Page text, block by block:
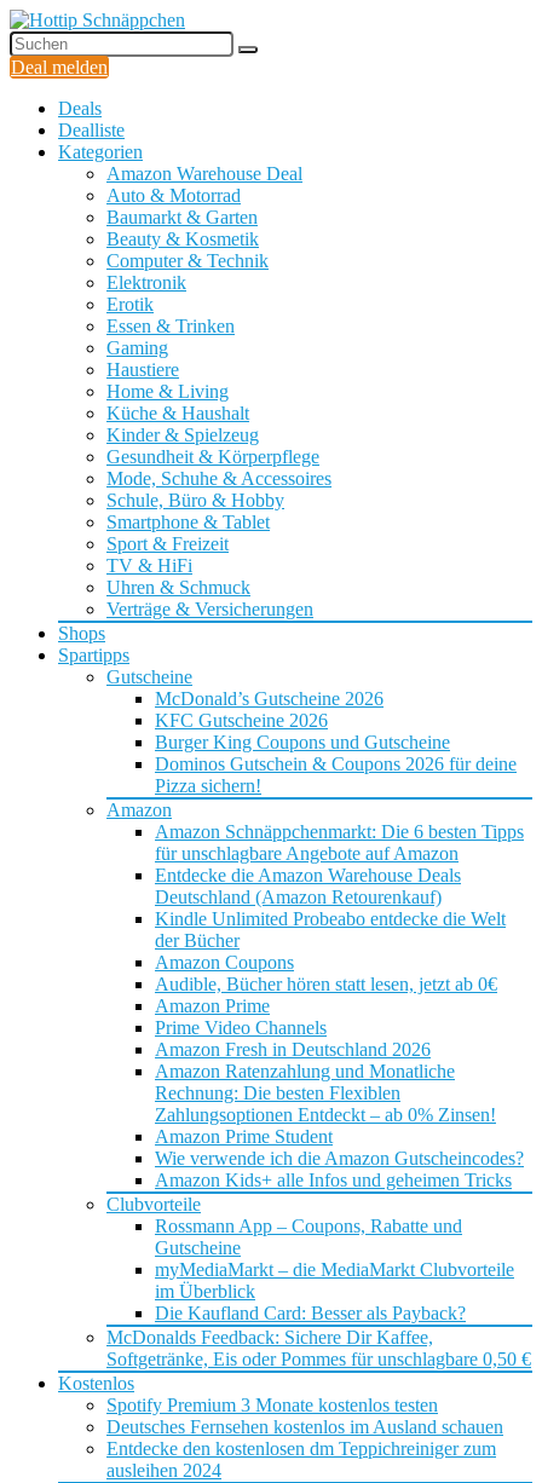
Deal melden
Deals
Dealliste
Kategorien
Amazon Warehouse Deal
Auto & Motorrad
Baumarkt & Garten
Beauty & Kosmetik
Computer & Technik
Elektronik
Erotik
Essen & Trinken
Gaming
Haustiere
Home & Living
Küche & Haushalt
Kinder & Spielzeug
Gesundheit & Körperpflege
Mode, Schuhe & Accessoires
Schule, Büro & Hobby
Smartphone & Tablet
Sport & Freizeit
TV & HiFi
Uhren & Schmuck
Verträge & Versicherungen
Shops
Spartipps
Gutscheine
McDonald’s Gutscheine 2026
KFC Gutscheine 2026
Burger King Coupons und Gutscheine
Dominos Gutschein & Coupons 2026 für deine
Pizza sichern!
Amazon
Amazon Schnäppchenmarkt: Die 6 besten Tipps
für unschlagbare Angebote auf Amazon
Entdecke die Amazon Warehouse Deals
Deutschland (Amazon Retourenkauf)
Kindle Unlimited Probeabo entdecke die Welt
der Bücher
Amazon Coupons
Audible, Bücher hören statt lesen, jetzt ab 0€
Amazon Prime
Prime Video Channels
Amazon Fresh in Deutschland 2026
Amazon Ratenzahlung und Monatliche
Rechnung: Die besten Flexiblen
Zahlungsoptionen Entdeckt – ab 0% Zinsen!
Amazon Prime Student
Wie verwende ich die Amazon Gutscheincodes?
Amazon Kids+ alle Infos und geheimen Tricks
Clubvorteile
Rossmann App – Coupons, Rabatte und
Gutscheine
myMediaMarkt – die MediaMarkt Clubvorteile
im Überblick
Die Kaufland Card: Besser als Payback?
McDonalds Feedback: Sichere Dir Kaffee,
Softgetränke, Eis oder Pommes für unschlagbare 0,50 €
Kostenlos
Spotify Premium 3 Monate kostenlos testen
Deutsches Fernsehen kostenlos im Ausland schauen
Entdecke den kostenlosen dm Teppichreiniger zum
ausleihen 2024